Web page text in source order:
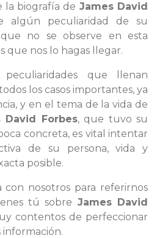
la biografía de James David
algún peculiaridad de su
no se observe en esta
que nos lo hagas llegar.
que llenan
los casos importantes, ya
y en el tema de la vida de
David Forbes, que tuvo su
concreta, es vital intentar
de su persona, vida y
posible.
con nosotros para referirnos
tú sobre James David
contentos de perfeccionar
información.